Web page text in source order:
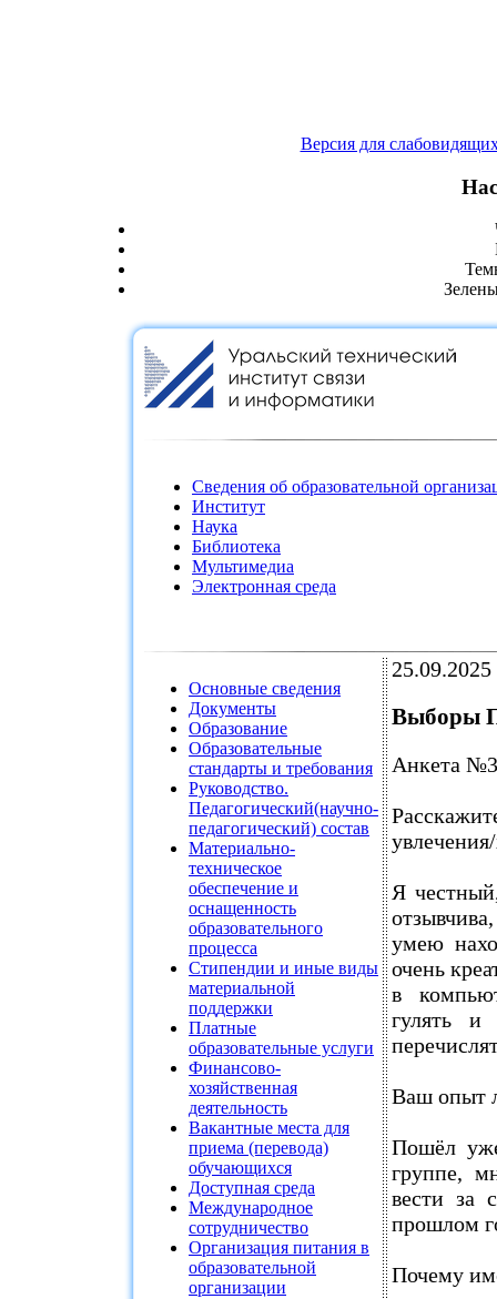
Версия для
Сведения об образовательной
Институт
Наука
Библиотека
Мультимедиа
Электронная среда
Основные сведения
Документы
Образование
Образовательные
стандарты и требования
Руководство.
Педагогический(научно-
педагогический) состав
Материально-
техническое
обеспечение и
оснащенность
образовательного
процесса
Стипендии и иные виды
материальной
поддержки
Платные
образовательные услуги
Финансово-
хозяйственная
деятельность
Вакантные места для
приема (перевода)
обучающихся
Доступная среда
Международное
сотрудничество
Организация питания в
образовательной
организации
25.09.2025
Выборы
Анкета
Я
умею
очень
в
гулять и
Ваш опыт
Пошëл
группе,
вести за
прошлом
Почему